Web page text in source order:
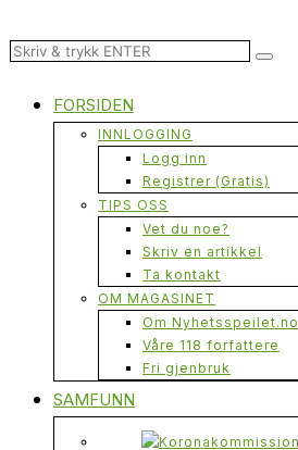
FORSIDEN
INNLOGGING
Logg inn
Registrer (Gratis)
TIPS OSS
Vet du noe?
Skriv en artikkel
Ta kontakt
OM MAGASINET
Om Nyhetsspeilet.no
Våre 118 forfattere
Fri gjenbruk
SAMFUNN